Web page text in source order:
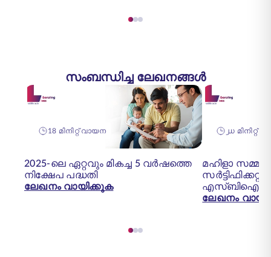
സംബന്ധിച്ച ലേഖനങ്ങൾ
18 മിനിറ്റ് വായന
2025-ലെ ഏറ്റവും മികച്ച 5 വർഷത്തെ
നിക്ഷേപ പദ്ധതി
ലേഖനം വായിക്കുക
൰ മിനിറ്റ്
മഹിളാ
സർട്ടിഫിക്കറ്റ്
എസ്‌ബി‌ഐ
ലേഖനം